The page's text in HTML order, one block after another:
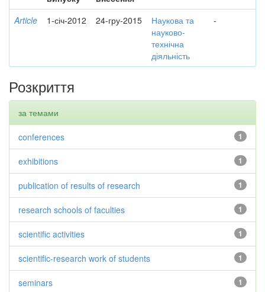
Article 1-січ-2012 24-гру-2015
Наукова та
науково-
технічна
діяльність
-
Розкриття
за темами
1
conferences
1
exhibitions
1
publication of results of research
1
research schools of faculties
1
scientific activities
1
scientific-research work of students
1
seminars